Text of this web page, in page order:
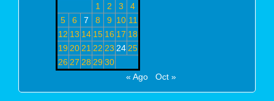
1
2 3
4
5
6 7 8 9 10 11
12 13 14 15 16 17 18
19 20 21 22 23 24 25
26 27 28 2930
« Ago
Oct »